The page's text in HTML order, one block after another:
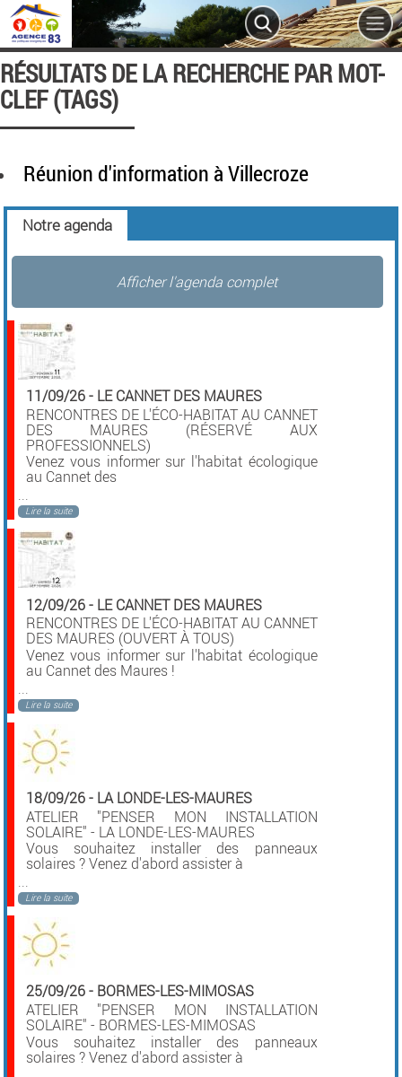
RÉSULTATS DE LA RECHERCHE PAR MOT-
CLEF (TAGS)
Réunion d'information à Villecroze
Notre agenda
Afficher l'agenda complet
11/09/26- LE CANNET DES MAURES
RENCONTRES DE L'ÉCO-HABITAT AU CANNET
DES MAURES (RÉSERVÉ AUX
PROFESSIONNELS)
Venez vous informer sur l'habitat écologique
au Cannet des
...
Lire la suite
12/09/26- LE CANNET DES MAURES
RENCONTRES DE L'ÉCO-HABITAT AU CANNET
DES MAURES (OUVERT À TOUS)
Venez vous informer sur l'habitat écologique
au Cannet des Maures !
Lire la suite
18/09/26- LA LONDE-LES-MAURES
ATELIER "PENSER MON INSTALLATION
SOLAIRE" - LA LONDE-LES-MAURES
Vous souhaitez installer des panneaux
solaires ? Venez d'abord assister à
...
Lire la suite
25/09/26- BORMES-LES-MIMOSAS
ATELIER "PENSER MON INSTALLATION
SOLAIRE" - BORMES-LES-MIMOSAS
Vous souhaitez installer des panneaux
solaires ? Venez d'abord assister à